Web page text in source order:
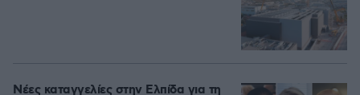
Νέες καταγγελίες στην Ελπίδα για τη